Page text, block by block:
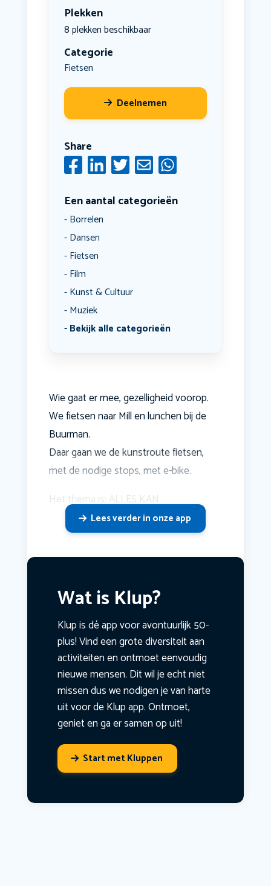
Plekken
8 plekken beschikbaar
Categorie
Fietsen
Deelnemen
Share
Een aantal categorieën
Borrelen
Dansen
Fietsen
Film
Kunst & Cultuur
Muziek
Bekijk alle categorieën
Wie gaat er mee, gezelligheid voorop.
We fietsen naar Mill en lunchen bij de
Buurman.
Daar gaan we de kunstroute fietsen,
met de nodige stops, met e-bike.
Het thema is: ALLES KAN
Lees verder in onze app
Wat is Klup?
Klup is dé app voor avontuurlijk 50-
plus! Vind een grote diversiteit aan
activiteiten en ontmoet eenvoudig
nieuwe mensen. Dit wil je echt niet
missen dus we nodigen je van harte
uit voor de Klup app. Ontmoet,
geniet en ga er samen op uit!
Start met Kluppen